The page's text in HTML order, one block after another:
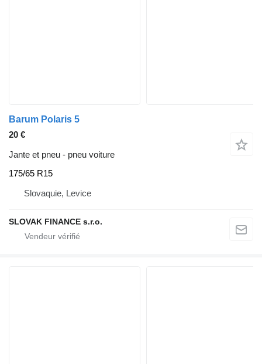
Barum Polaris 5
20 €
Jante et pneu - pneu voiture
175/65 R15
Slovaquie, Levice
SLOVAK FINANCE s.r.o.